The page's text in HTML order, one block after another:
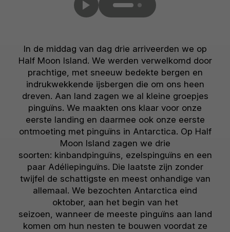
In de middag van dag drie arriveerden we op
Half Moon Island. We werden verwelkomd door
prachtige, met sneeuw bedekte bergen en
indrukwekkende ijsbergen die om ons heen
dreven. Aan land zagen we al kleine groepjes
pinguïns. We maakten ons klaar voor onze
eerste landing en daarmee ook onze eerste
ontmoeting met pinguïns in Antarctica. Op Half
Moon Island zagen we drie
soorten: kinbandpinguïns, ezelspinguïns en een
paar Adéliepinguïns. Die laatste zijn zonder
twijfel de schattigste en meest onhandige van
allemaal. We bezochten Antarctica eind
oktober, aan het begin van het
seizoen, wanneer de meeste pinguïns aan land
komen om hun nesten te bouwen voordat ze